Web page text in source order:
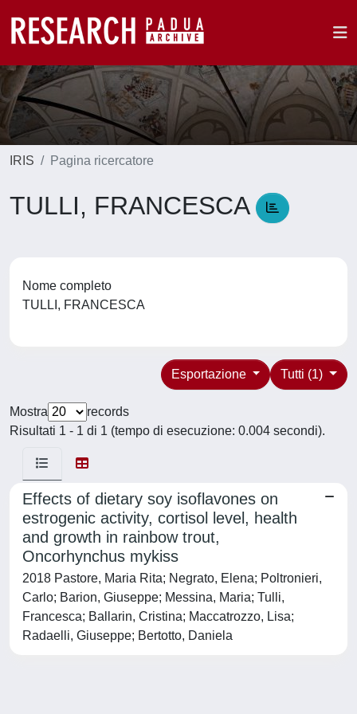
IRIS Pagina ricercatore
TULLI, FRANCESCA
Nome completo
TULLI, FRANCESCA
Tutti (1)
Esportazione
Mostra
records
Risultati 1 - 1 di 1 (tempo di esecuzione: 0.004 secondi).
Effects of dietary soy isoflavones on
estrogenic activity, cortisol level, health
and growth in rainbow trout,
Oncorhynchus mykiss
2018 Pastore, Maria Rita; Negrato, Elena; Poltronieri,
Carlo; Barion, Giuseppe; Messina, Maria; Tulli,
Francesca; Ballarin, Cristina; Maccatrozzo, Lisa;
Radaelli, Giuseppe; Bertotto, Daniela